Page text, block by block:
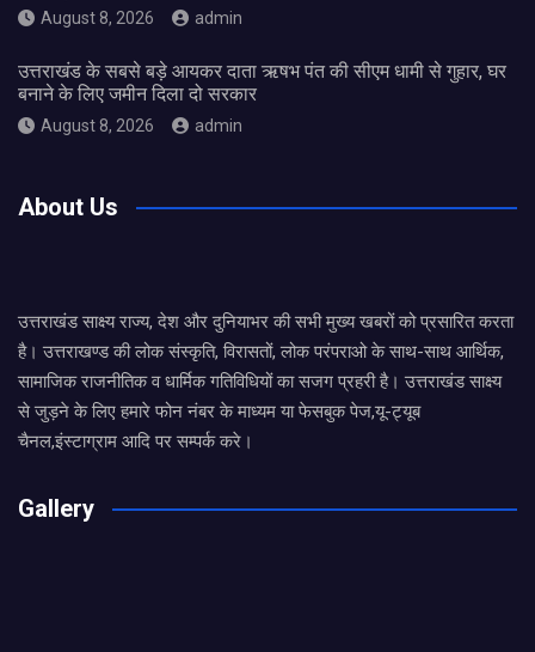
August 8, 2026 admin
उत्तराखंड के सबसे बड़े आयकर दाता ऋषभ पंत की सीएम धामी से गुहार, घर
बनाने के लिए जमीन दिला दो सरकार
August 8, 2026 admin
About Us
उत्तराखंड साक्ष्य राज्य, देश और दुनियाभर की सभी मुख्य खबरों को प्रसारित करता
है। उत्तराखण्ड की लोक संस्कृति, विरासतों, लोक परंपराओ के साथ-साथ आर्थिक,
सामाजिक राजनीतिक व धार्मिक गतिविधियों का सजग प्रहरी है। उत्तराखंड साक्ष्य
से जुड़ने के लिए हमारे फोन नंबर के माध्यम या फेसबुक पेज,यू-ट्यूब
चैनल,इंस्टाग्राम आदि पर सम्पर्क करे।
Gallery